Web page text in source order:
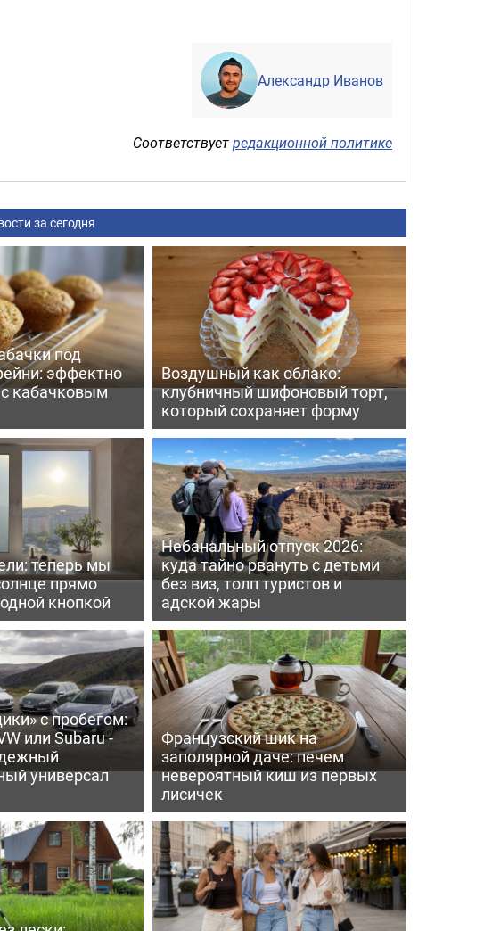
Александр Иванов
Соответствуетредакционной политике
за сегодня
под
эффектно
кабачковым
Воздушный как облако:
клубничный шифоновый торт,
который сохраняет форму
теперь мы
прямо
кнопкой
Небанальный отпуск 2026:
куда тайно рвануть с детьми
без виз, толп туристов и
адской жары
с пробегом:
или Subaru -
универсал
Французский шик на
заполярной даче: печем
невероятный киш из первых
лисичек